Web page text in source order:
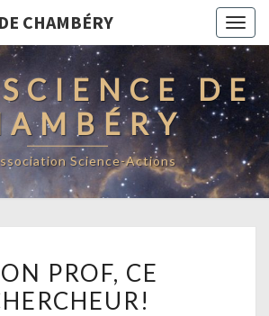
CHAMBÉRY
DE
Science-Actions
PROF,
CE
PROF, CE